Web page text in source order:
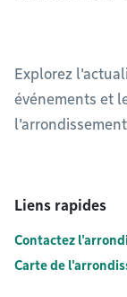
Explorez
événements et
Liens rapides
Contactez
Carte de